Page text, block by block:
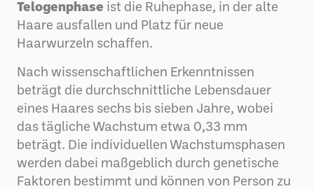
Telogenphase ist die Ruhephase, in der alte
Haare ausfallen und Platz für neue
Haarwurzeln schaffen.
Nach wissenschaftlichen Erkenntnissen
beträgt die durchschnittliche Lebensdauer
eines Haares sechs bis sieben Jahre, wobei
das tägliche Wachstum etwa 0,33 mm
beträgt. Die individuellen Wachstumsphasen
werden dabei maßgeblich durch genetische
Faktoren bestimmt und können von Person zu